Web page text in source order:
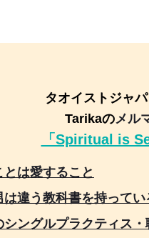
タオイストジャ
Tarikaのメル
「Spiritual is
とは愛すること
違う教科書を持ってい
シングルプラクティス・